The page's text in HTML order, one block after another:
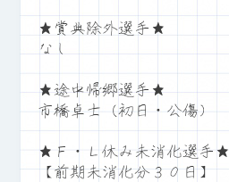
★賞典除外選手★
なし
★途中帰郷選手★
市橋卓士（初日・公傷）
★Ｆ・Ｌ休み未消化選手★
【前期未消化分３０日】